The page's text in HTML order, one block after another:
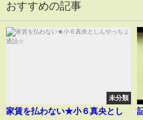
おすすめの記事
未分類
家賃を払わない★小６真央とし